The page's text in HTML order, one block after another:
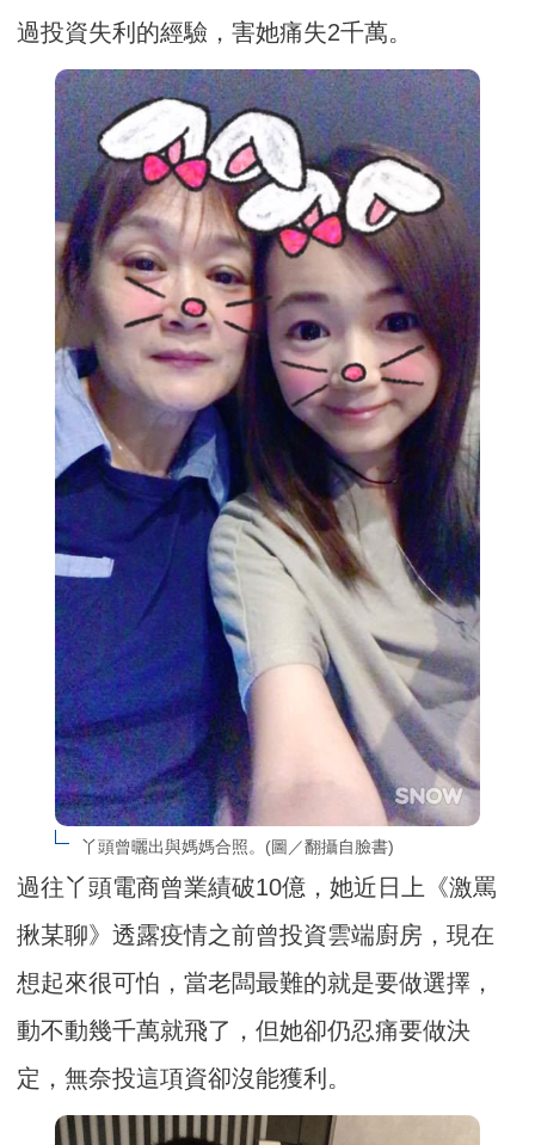
過投資失利的經驗，害她痛失2千萬。
丫頭曾曬出與媽媽合照。(圖／翻攝自臉書)
過往丫頭電商曾業績破10億，她近日上《激罵
揪某聊》透露疫情之前曾投資雲端廚房，現在
想起來很可怕，當老闆最難的就是要做選擇，
動不動幾千萬就飛了，但她卻仍忍痛要做決
定，無奈投這項資卻沒能獲利。